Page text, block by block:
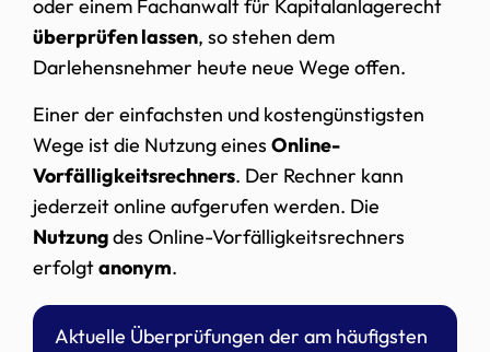
oder einem Fachanwalt für Kapitalanlagerecht
überprüfen lassen, so stehen dem
Darlehensnehmer heute neue Wege offen.
Einer der einfachsten und kostengünstigsten
Wege ist die Nutzung eines Online-
Vorfälligkeitsrechners. Der Rechner kann
jederzeit online aufgerufen werden. Die
Nutzungdes Online-Vorfälligkeitsrechners
erfolgtanonym.
Aktuelle Überprüfungen der am häufigsten